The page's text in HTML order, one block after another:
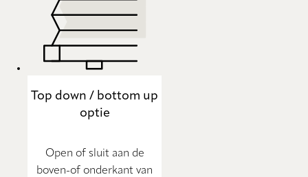
Top down / bottom up
optie
Open of sluit aan de
boven-of onderkant van